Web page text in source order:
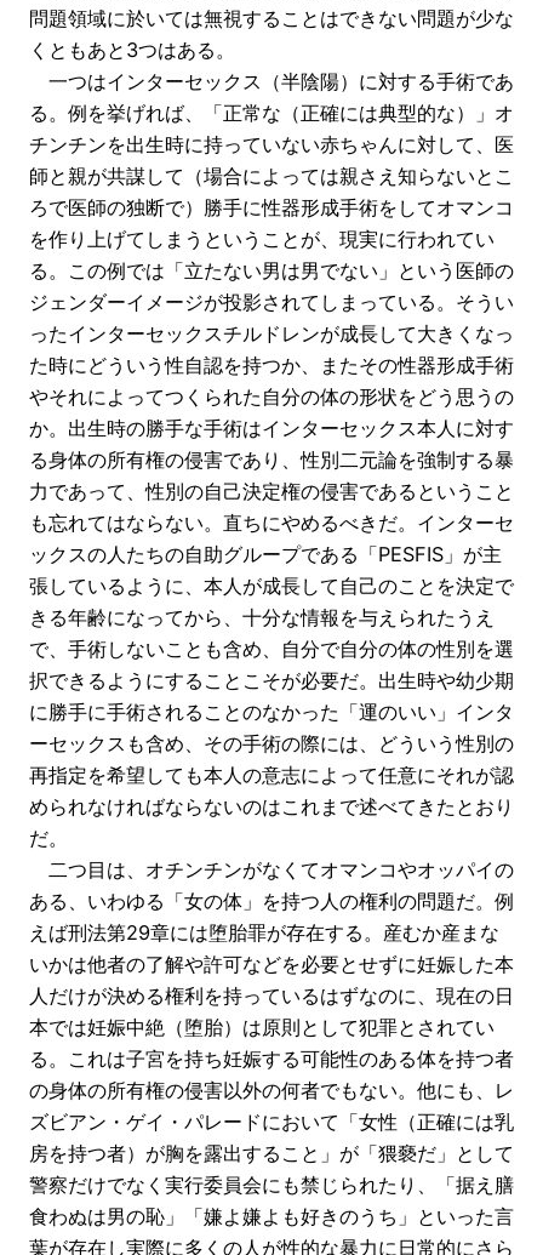
問題領域に於いては無視することはできない問題が少な
くともあと3つはある。
一つはインターセックス（半陰陽）に対する手術であ
る。例を挙げれば、「正常な（正確には典型的な）」オ
チンチンを出生時に持っていない赤ちゃんに対して、医
師と親が共謀して（場合によっては親さえ知らないとこ
ろで医師の独断で）勝手に性器形成手術をしてオマンコ
を作り上げてしまうということが、現実に行われてい
る。この例では「立たない男は男でない」という医師の
ジェンダーイメージが投影されてしまっている。そうい
ったインターセックスチルドレンが成長して大きくなっ
た時にどういう性自認を持つか、またその性器形成手術
やそれによってつくられた自分の体の形状をどう思うの
か。出生時の勝手な手術はインターセックス本人に対す
る身体の所有権の侵害であり、性別二元論を強制する暴
力であって、性別の自己決定権の侵害であるということ
も忘れてはならない。直ちにやめるべきだ。インターセ
ックスの人たちの自助グループである「PESFIS」が主
張しているように、本人が成長して自己のことを決定で
きる年齢になってから、十分な情報を与えられたうえ
で、手術しないことも含め、自分で自分の体の性別を選
択できるようにすることこそが必要だ。出生時や幼少期
に勝手に手術されることのなかった「運のいい」インタ
ーセックスも含め、その手術の際には、どういう性別の
再指定を希望しても本人の意志によって任意にそれが認
められなければならないのはこれまで述べてきたとおり
だ。
二つ目は、オチンチンがなくてオマンコやオッパイの
ある、いわゆる「女の体」を持つ人の権利の問題だ。例
えば刑法第29章には堕胎罪が存在する。産むか産まな
いかは他者の了解や許可などを必要とせずに妊娠した本
人だけが決める権利を持っているはずなのに、現在の日
本では妊娠中絶（堕胎）は原則として犯罪とされてい
る。これは子宮を持ち妊娠する可能性のある体を持つ者
の身体の所有権の侵害以外の何者でもない。他にも、レ
ズビアン・ゲイ・パレードにおいて「女性（正確には乳
房を持つ者）が胸を露出すること」が「猥褻だ」として
警察だけでなく実行委員会にも禁じられたり、「据え膳
食わぬは男の恥」「嫌よ嫌よも好きのうち」といった言
葉が存在し実際に多くの人が性的な暴力に日常的にさら